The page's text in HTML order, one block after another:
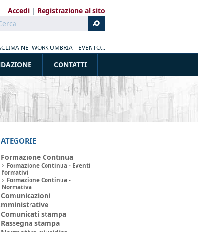
Accedi Registrazione al sito
di ricerca
NETWORK UMBRIA – EVENTO...
CONTATTI
Formazione Continua
Formazione Continua - Eventi
formativi
Formazione Continua -
Normativa
Comunicazioni
Comunicati stampa
Rassegna stampa